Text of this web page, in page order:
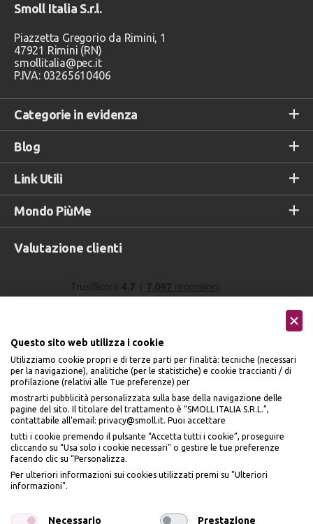
Categorie in evidenza
Blog
Link Utili
Mondo PiùMe
Smoll Italia S.r.l.
Piazzetta Gregorio da Rimini, 1
47921 Rimini (RN)
smollitalia@pec.it
P.IVA: 03265610406
Valutazione clienti
Accettiamo
Seguici sui social
Questo sito web utilizza i cookie
Utilizziamo cookie propri e di terze parti per finalità: tecniche (necessari
per la navigazione), analitiche (per le statistiche) e cookie traccianti / di
profilazione (relativi alle Tue preferenze) per
mostrarti pubblicità personalizzata sulla base della navigazione delle
pagine del sito. Il titolare del trattamento è “SMOLL ITALIA S.R.L.”,
contattabile all'email: privacy@smoll.it. Puoi accettare
tutti i cookie premendo il pulsante “Accetta tutti i cookie”, proseguire
cliccando su “Usa solo i cookie necessari" o gestire le tue preferenze
facendo clic su “Personalizza.
Per ulteriori informazioni sui cookies utilizzati premi su "Ulteriori
informazioni".
Necessario Prestazione
BENVENUTO DA
PIÙME